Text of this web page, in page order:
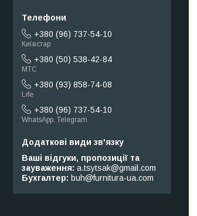
+380 (96) 737-54-10
Київстар
+380 (50) 538-42-84
МТС
+380 (93) 858-74-08
Life
+380 (96) 737-54-10
WhatsApp, Telegram
Ваші відгуки, пропозиції та
зауваження a.tsytsak@gmail.com
Бухгалтер
buh@furnitura-ua.com